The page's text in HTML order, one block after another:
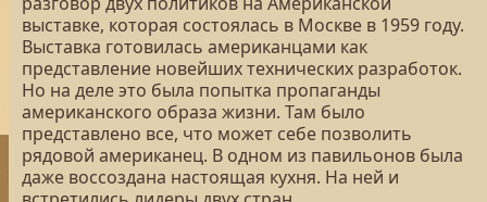
выставке, которая состоялась в Москве в 1959 году.
Выставка готовилась американцами как
представление новейших технических разработок.
Но на деле это была попытка пропаганды
американского образа жизни. Там было
представлено все, что может себе позволить
рядовой американец. В одном из павильонов была
даже воссоздана настоящая кухня. На ней и